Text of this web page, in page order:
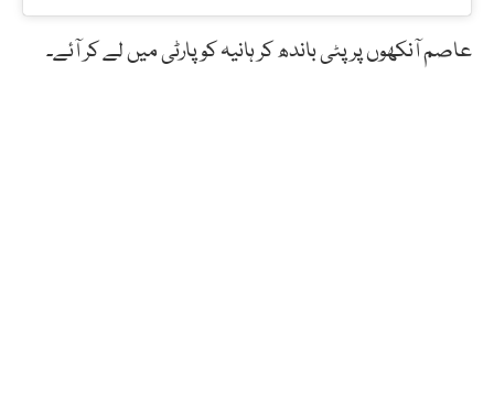
عاصم آنکھوں پر پٹی باندھ کر ہانیہ کو پارٹی میں لے کر آئے۔